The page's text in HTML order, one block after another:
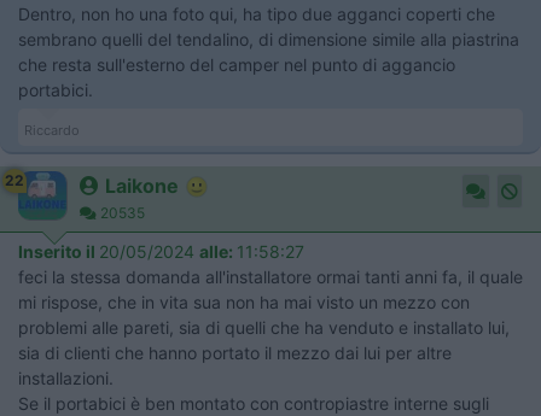
Dentro, non ho una foto qui, ha tipo due agganci coperti che
sembrano quelli del tendalino, di dimensione simile alla piastrina
che resta sull'esterno del camper nel punto di aggancio
portabici.
Riccardo
22 Laikone
20535
Inserito il 20/05/2024 alle: 11:58:27
feci la stessa domanda all'installatore ormai tanti anni fa, il quale
mi rispose, che in vita sua non ha mai visto un mezzo con
problemi alle pareti, sia di quelli che ha venduto e installato lui,
sia di clienti che hanno portato il mezzo dai lui per altre
installazioni.
Se il portabici è ben montato con contropiastre interne sugli